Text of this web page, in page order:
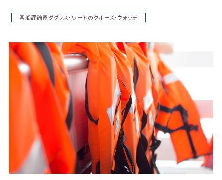
客船評論家ダグラス・ワードのクルーズ・ウォッチ